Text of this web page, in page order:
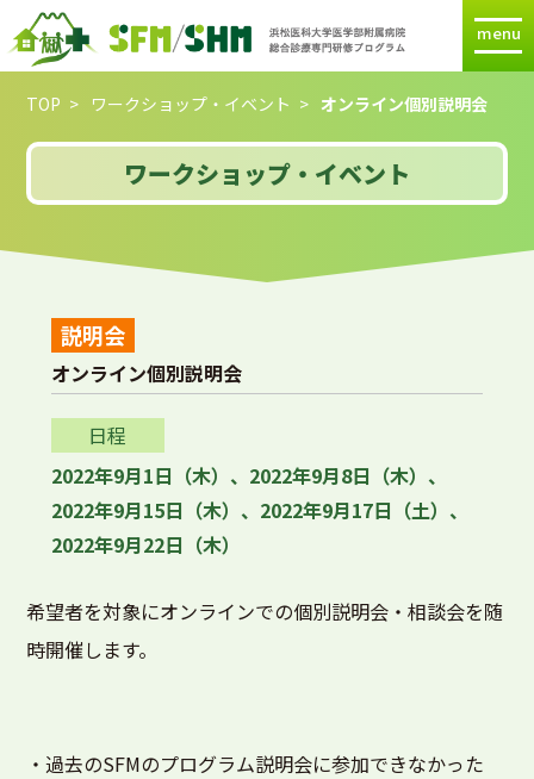
menu
TOP ワークショップ・イベント オンライン個別説明会
ワークショップ・イベント
説明会
オンライン個別説明会
日程
2022年9月1日（木）、2022年9月8日（木）、
2022年9月15日（木）、2022年9月17日（土）、
2022年9月22日（木）
希望者を対象にオンラインでの個別説明会・相談会を随
時開催します。
・過去のSFMのプログラム説明会に参加できなかった